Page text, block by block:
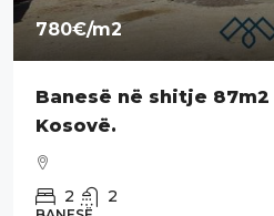
780€/m2
Banesë në shitje 87m2
Kosovë.
2 2